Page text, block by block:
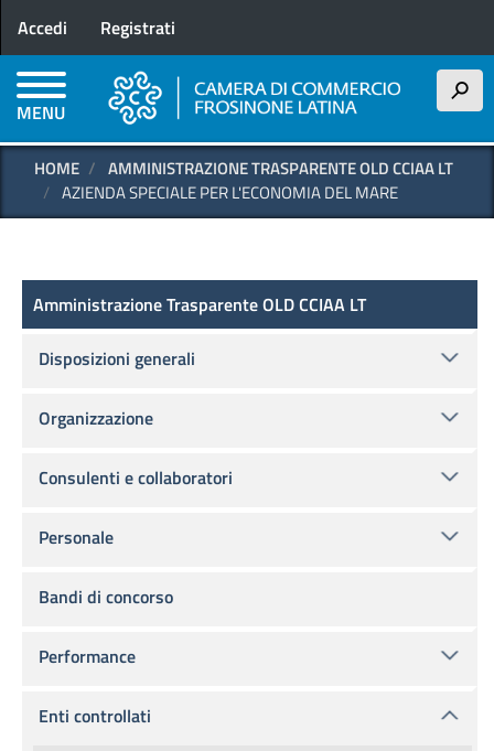
principale
Menu profilo utente
Accedi Registrati
MENU
h
HOME
AMMINISTRAZIONE TRASPARENTE OLD CCIAA LT
AZIENDA SPECIALE PER L'ECONOMIA DEL MARE
Amministrazione Trasparente OLD
Amministrazione Trasparente OLD CCIAA LT
Disposizioni generali
Organizzazione
Consulenti e collaboratori
Personale
Bandi di concorso
Performance
Enti controllati